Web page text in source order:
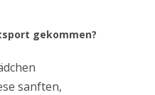
gekommen?
sanften,